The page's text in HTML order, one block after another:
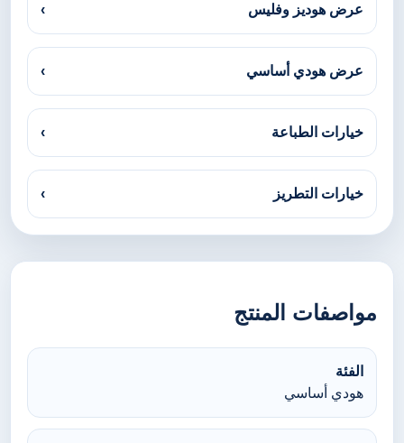
عرض هوديز وفليس ›
عرض هودي أساسي ›
خيارات الطباعة ›
خيارات التطريز ›
مواصفات المنتج
الفئة
هودي أساسي